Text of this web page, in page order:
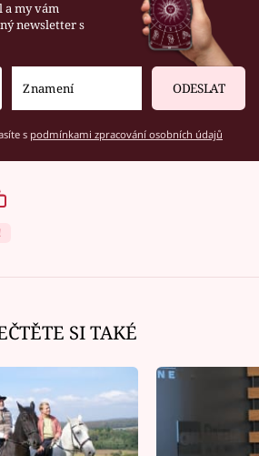
a my vám
newsletter s
ODESLAT
s podmínkami zpracování osobních údajů
SI TAKÉ